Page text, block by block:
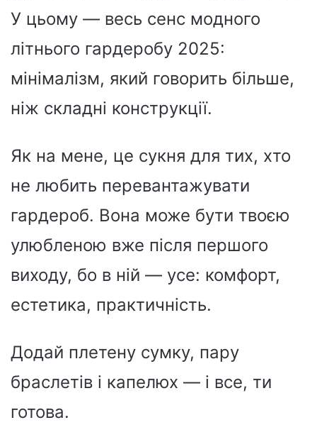
У цьому — весь сенс модного
літнього гардеробу 2025:
мінімалізм, який говорить більше,
ніж складні конструкції.
Як на мене, це сукня для тих, хто
не любить перевантажувати
гардероб. Вона може бути твоєю
улюбленою вже після першого
виходу, бо в ній — усе: комфорт,
естетика, практичність.
Додай плетену сумку, пару
браслетів і капелюх — і все, ти
готова.